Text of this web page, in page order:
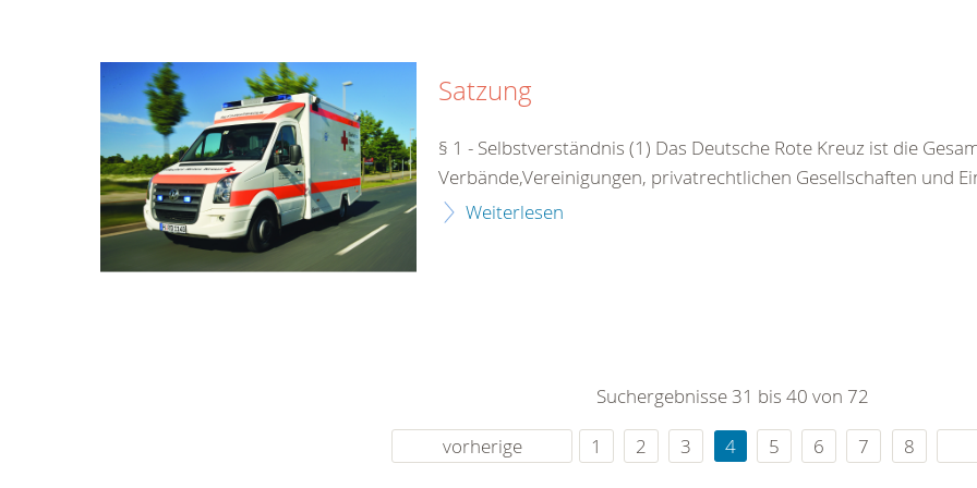
Satzung
§ 1 - Selbstverständnis (1) Das Deutsche Rote Kreuz ist die
Verbände,Vereinigungen, privatrechtlichen Gesellschaften und
Weiterlesen
Suchergebnisse 31 bis 40 von 72
vorherige
1 2 3 4 5 6 7 8